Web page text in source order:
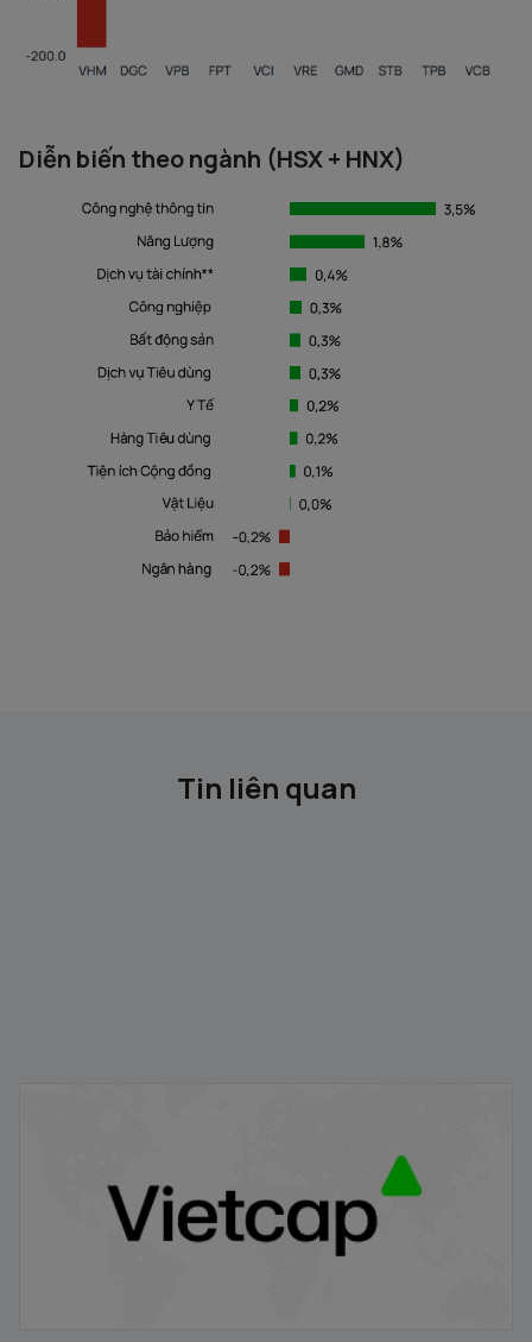
Diễn biến theo ngành (HSX + HNX)
Tin liên quan